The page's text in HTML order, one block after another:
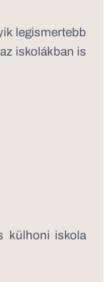
legismertebb
iskolákban is
külhoni iskola